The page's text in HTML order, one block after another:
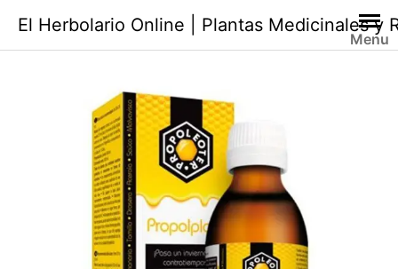
contenido
El Herbolario Online | Plantas Medicinales y
Menu